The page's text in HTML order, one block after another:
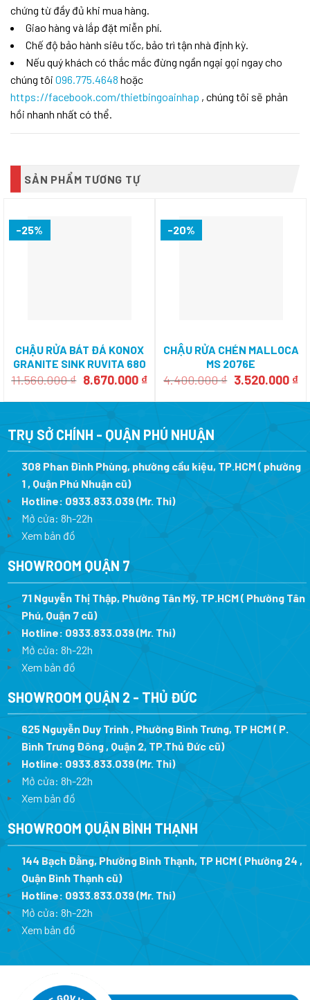
chứng từ đầy đủ khi mua hàng.
Giao hàng và lắp đặt miễn phí.
Chế độ bảo hành siêu tốc, bảo trì tận nhà định kỳ.
Nếu quý khách có thắc mắc đừng ngần ngại gọi ngay cho
chúng tôi 096.775.4648 hoặc
https://facebook.com/thietbingoainhap , chúng tôi sẽ phản
hồi nhanh nhất có thể.
SẢN PHẨM TƯƠNG TỰ
-25%
CHẬU RỬA BÁT ĐÁ KONOX
GRANITE SINK RUVITA 680
BLACK
11.560.000₫ Giá
là:
8.670.000 ₫Giá
tại
8.670.000 ₫.
-20%
CHẬU RỬA CHÉN MALLOCA
MS 2076E
4.400.000₫ Giá
là:
3.520.000 ₫
TRỤ SỞ CHÍNH - QUẬN PHÚ NHUẬN
308 Phan Đình Phùng, phường cầu kiệu, TP.HCM ( phường
1 , Quận Phú Nhuận cũ)
Hotline: 0933.833.039(Mr. Thi)
Mở cửa: 8h-22h
Xem bản đồ
SHOWROOM QUẬN 7
71 Nguyễn Thị Thập, Phường Tân Mỹ, TP.HCM ( Phường Tân
Phú, Quận 7 cũ)
Hotline: 0933.833.039(Mr. Thi)
Mở cửa: 8h-22h
Xem bản đồ
SHOWROOM QUẬN 2 - THỦ ĐỨC
625 Nguyễn Duy Trinh , Phường Bình Trưng, TP HCM ( P.
Bình Trưng Đông , Quận 2, TP.Thủ Đức cũ)
Hotline: 0933.833.039(Mr. Thi)
Mở cửa: 8h-22h
Xem bản đồ
SHOWROOM QUẬN BÌNH THẠNH
144 Bạch Đằng, Phường Bình Thạnh, TP HCM ( Phường 24 ,
Quận Bình Thạnh cũ)
Hotline: 0933.833.039(Mr. Thi)
Mở cửa: 8h-22h
Xem bản đồ